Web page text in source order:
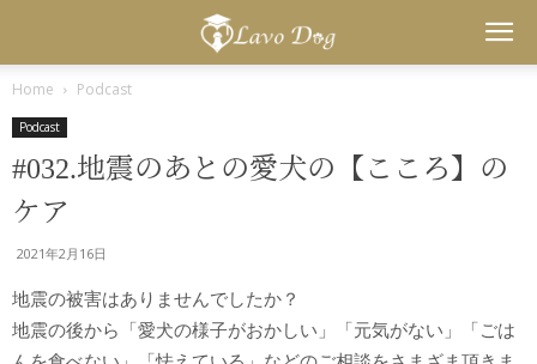
Dog
Home Podcast
Podcast
#032.地震のあとの愛犬の【こころ】の
ケア
2021年2月16日
地震の被害はありませんでしたか？
地震の後から「愛犬の様子がおかしい」「元気がない」「ごは